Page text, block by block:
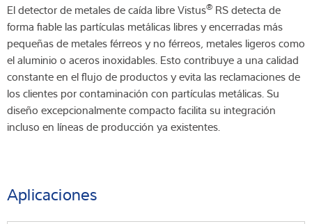
El detector de metales de caída libre Vistus® RS detecta de
forma fiable las partículas metálicas libres y encerradas más
pequeñas de metales férreos y no férreos, metales ligeros como
el aluminio o aceros inoxidables. Esto contribuye a una calidad
constante en el flujo de productos y evita las reclamaciones de
los clientes por contaminación con partículas metálicas. Su
diseño excepcionalmente compacto facilita su integración
incluso en líneas de producción ya existentes.
Aplicaciones